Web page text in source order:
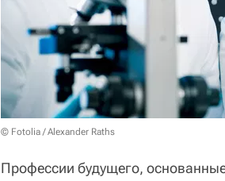
© Fotolia / Alexander Raths
Профессии будущего,